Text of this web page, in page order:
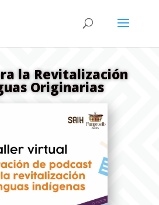
la Revitalización
Originarias